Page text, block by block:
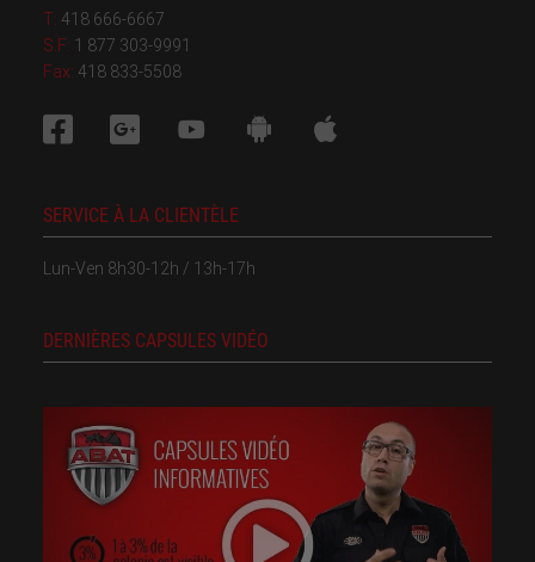
T: 418 666-6667
S.F: 1 877 303-9991
Fax: 418 833-5508
SERVICE À LA CLIENTÈLE
Lun-Ven 8h30-12h / 13h-17h
DERNIÈRES CAPSULES VIDÉO